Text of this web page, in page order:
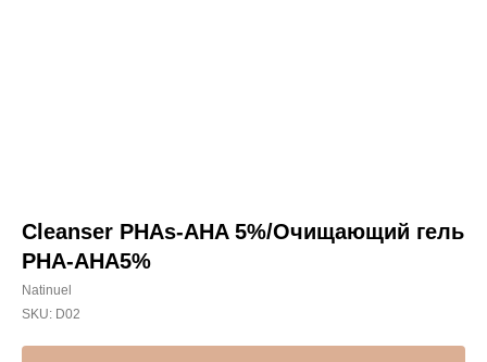
Cleanser PHAs-AHA 5%/Очищающий гель
РНА-АНА5%
Natinuel
SKU: D02